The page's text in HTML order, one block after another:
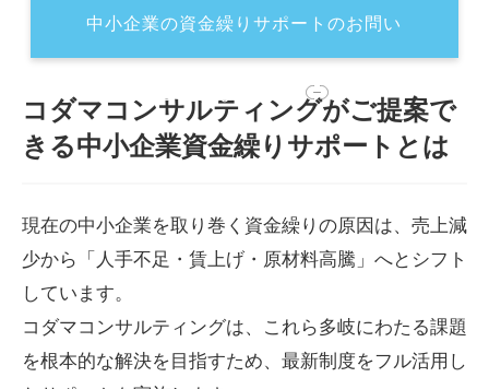
中小企業の資金繰りサポートのお問い
コダマコンサルティングがご提案で
きる中小企業資金繰りサポートとは
現在の中小企業を取り巻く資金繰りの原因は、売上減
少から「人手不足・賃上げ・原材料高騰」へとシフト
しています。
コダマコンサルティングは、これら多岐にわたる課題
を根本的な解決を目指すため、最新制度をフル活用し